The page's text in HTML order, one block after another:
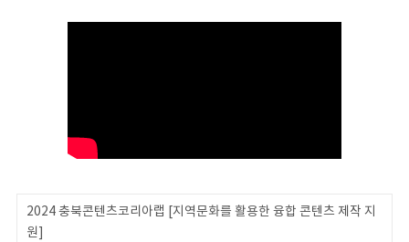
2024 충북콘텐츠코리아랩 [지역문화를 활용한 융합 콘텐츠 제작 지
원]